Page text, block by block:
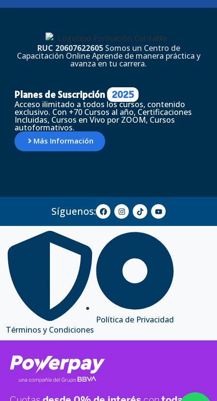
RUC 20607622605 Somos un Centro de
Capacitación Online Aprende de manera práctica y
avanza en tu carrera.
Planes de Suscripción 2025
Acceso ilimitado a todos los cursos, contenido
exclusivo. Con +70 Cursos al año, Certificaciones
Incluidas, Cursos en Vivo por ZOOM, Cursos
autoformativos.
Más Información
Síguenos:
Términos y Condiciones
Política de Privacidad